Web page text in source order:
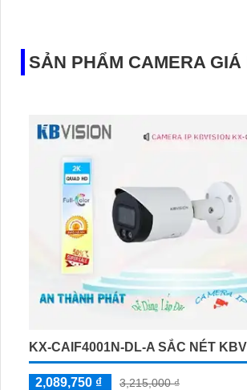
SẢN PHẨM CAMERA GIÁ
KX-CAIF4001N-DL-A SẮC NÉT
2,089,750 ₫
3,215,000 ₫